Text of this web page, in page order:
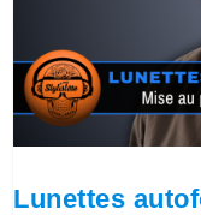
Lunettes